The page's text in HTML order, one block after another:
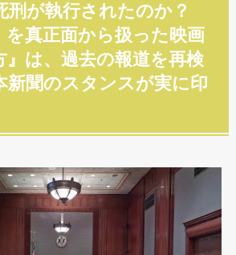
刑が執行されたのか？
を真正面から扱った映画
』は、過去の報道を再検
新聞のスタンスが実に印